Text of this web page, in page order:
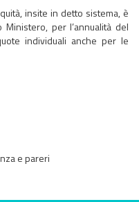
insite in detto sistema, è
per l’annualità del
individuali anche per le
e pareri